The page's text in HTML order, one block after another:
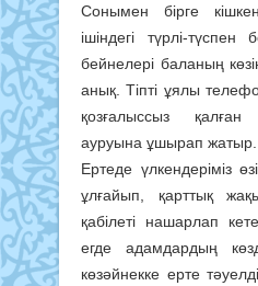
Сонымен бірге
ішіндегі түрлі-
бейнелері баланың
анық. Тіпті ұялы
қозғалыссыз
ауруына ұшырап жатыр.
Ертеде үлкендеріміз
ұлғайып, қарттық
қабілеті нашарлап
егде адамдардың
көзәйнекке ерте